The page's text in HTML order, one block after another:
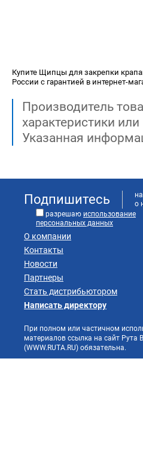
Купите Щипцы для закрепки
России с гарантией в интернет-
Производитель
характеристики
Указанная
Подпишитесь
о
разрешаю использование
персональных данных
О компании
Контакты
Новости
Партнеры
Стать дистрибьютором
Написать директору
При полном или частичном
материалов ссылка на сайт Рута
(WWW.RUTA.RU) обязательна.